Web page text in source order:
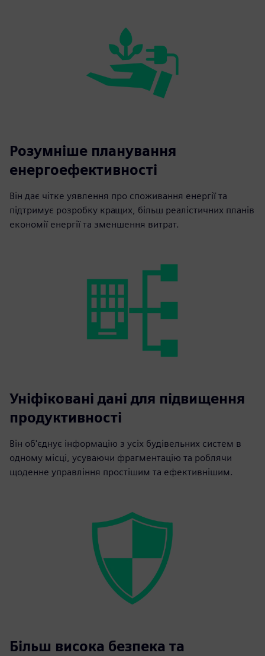
Розумніше планування
енергоефективності
Він дає чітке уявлення про споживання енергії та
підтримує розробку кращих, більш реалістичних планів
економії енергії та зменшення витрат.
Уніфіковані дані для підвищення
продуктивності
Він об'єднує інформацію з усіх будівельних систем в
одному місці, усуваючи фрагментацію та роблячи
щоденне управління простішим та ефективнішим.
Більш висока безпека та